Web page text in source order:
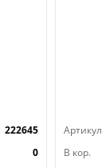
222645
0
Артикул
В кор.